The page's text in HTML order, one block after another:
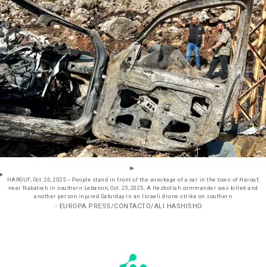
HAROUF, Oct. 26, 2025 -- People stand in front of the wreckage of a car in the town of Harouf,
near Nabatieh in southern Lebanon, Oct. 25, 2025. A Hezbollah commander was killed and
another person injured Saturday in an Israeli drone strike on southern
- EUROPA PRESS/CONTACTO/ALI HASHISHO